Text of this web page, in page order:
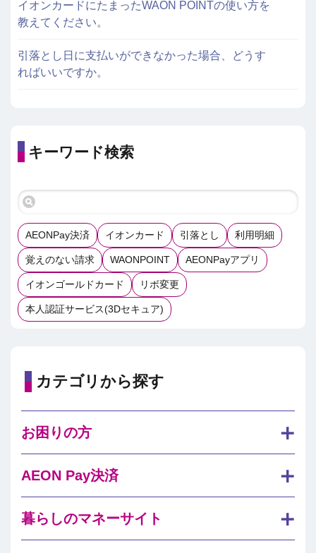
イオンカードにたまったWAON POINTの使い方を
教えてください。
引落とし日に支払いができなかった場合、どうす
ればいいですか。
キーワード検索
AEONPay決済 イオンカード 引落とし 利用明細
覚えのない請求 WAONPOINT AEONPayアプリ
イオンゴールドカード リボ変更
本人認証サービス(3Dセキュア)
カテゴリから探す
お困りの方
AEON Pay決済
暮らしのマネーサイト